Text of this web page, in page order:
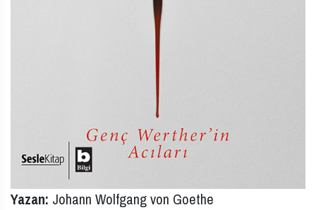
Yazan: Johann Wolfgang von Goethe